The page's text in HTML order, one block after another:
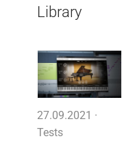
Library
27.09.2021 ·
Tests